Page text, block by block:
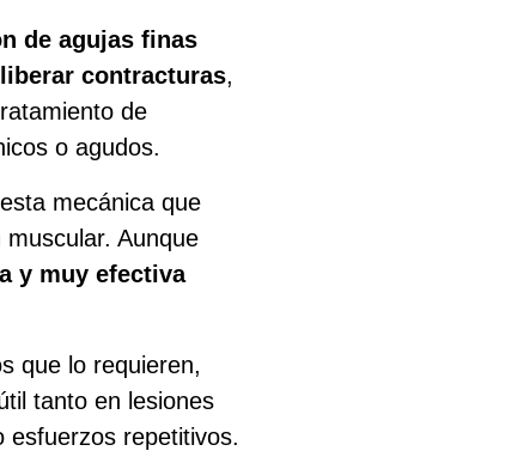
de agujas finas
liberar contracturas,
de
o agudos.
mecánica que
Aunque
y muy efectiva
que lo requieren,
tanto en lesiones
esfuerzos repetitivos.